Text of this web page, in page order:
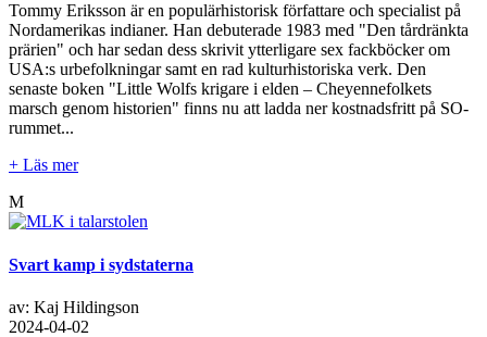
Tommy Eriksson är en populärhistorisk författare och specialist på
Nordamerikas indianer. Han debuterade 1983 med "Den tårdränkta
prärien" och har sedan dess skrivit ytterligare sex fackböcker om
USA:s urbefolkningar samt en rad kulturhistoriska verk. Den
senaste boken "Little Wolfs krigare i elden – Cheyennefolkets
marsch genom historien" finns nu att ladda ner kostnadsfritt på SO-
rummet...
+ Läs mer
M
Svart kamp i sydstaterna
av: Kaj Hildingson
2024-04-02